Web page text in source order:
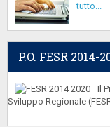
tutto...
P.O. FESR 2014-
Il
Sviluppo Regionale